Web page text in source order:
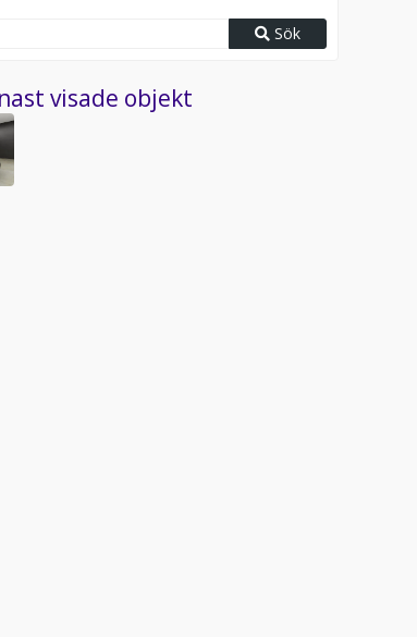
Sök
visade objekt